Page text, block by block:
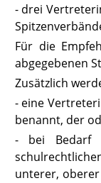
- drei
Für die
abgegebenen
Zusätzlich
- eine
benannt, der
- bei Bedarf
unterer,